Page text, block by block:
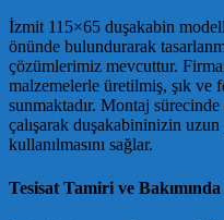
İzmit 115×65 duşakabin
önünde bulundurarak
çözümlerimiz mevcuttur.
malzemelerle üretilmiş, şık ve
sunmaktadır. Montaj
çalışarak duşakabininizin
kullanılmasını sağlar.
Tesisat Tamiri ve